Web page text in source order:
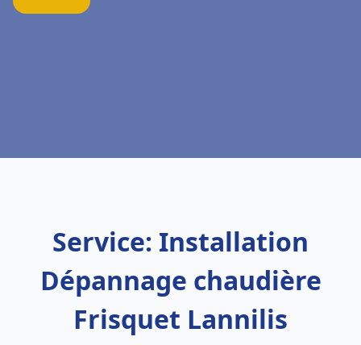
Service: Installation
Dépannage chaudière
Frisquet Lannilis